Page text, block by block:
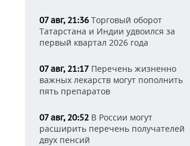
07 авг, 21:36 Торговый оборот
Татарстана и Индии удвоился за
первый квартал 2026 года
07 авг, 21:17 Перечень жизненно
важных лекарств могут пополнить
пять препаратов
07 авг, 20:52 В России могут
расширить перечень получателей
двух пенсий